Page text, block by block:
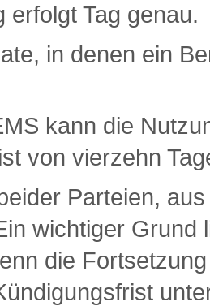
erfolgt Tag genau.
in denen ein
kann die
von vierzehn
Parteien,
wichtiger Grund
die